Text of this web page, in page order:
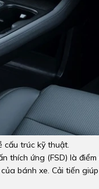
cấu trúc kỹ thuật.
thích ứng (FSD) là
bánh xe. Cải tiến